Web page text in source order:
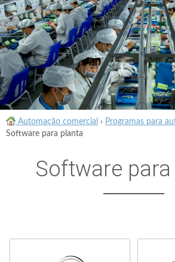
Automação comercial › Programas para
Software para planta
Software